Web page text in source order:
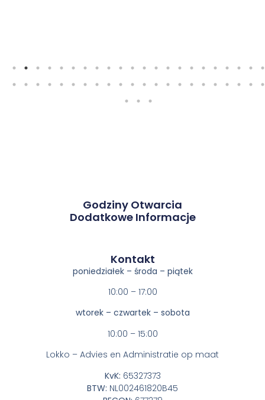
Godziny Otwarcia
Dodatkowe Informacje
Kontakt​
poniedziałek – środa – piątek
10:00 – 17:00
wtorek – czwartek – sobota
10:00 – 15:00
Lokko – Advies en Administratie op maat
KvK: 65327373
BTW: NL002461820B45